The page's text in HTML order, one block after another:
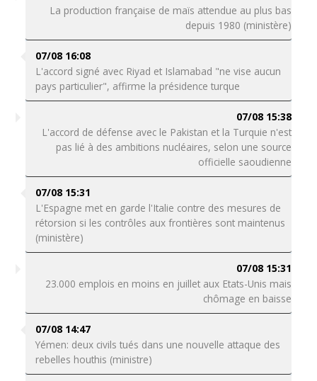
La production française de maïs attendue au plus bas
depuis 1980 (ministère)
07/08 16:08
L'accord signé avec Riyad et Islamabad "ne vise aucun
pays particulier", affirme la présidence turque
07/08 15:38
L'accord de défense avec le Pakistan et la Turquie n'est
pas lié à des ambitions nucléaires, selon une source
officielle saoudienne
07/08 15:31
L'Espagne met en garde l'Italie contre des mesures de
rétorsion si les contrôles aux frontières sont maintenus
(ministère)
07/08 15:31
23.000 emplois en moins en juillet aux Etats-Unis mais
chômage en baisse
07/08 14:47
Yémen: deux civils tués dans une nouvelle attaque des
rebelles houthis (ministre)